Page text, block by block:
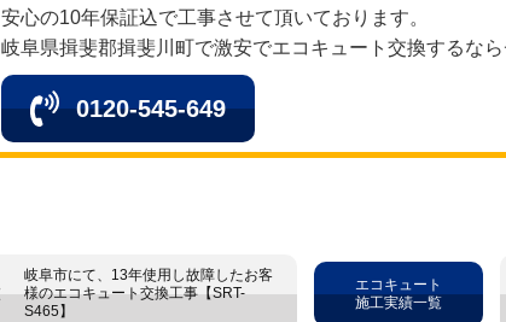
安心の10年保証込で工事させて頂いております。
岐阜県揖斐郡揖斐川町で激安でエコキュート交換するな
0120-545-649
岐阜市にて、13年使用し故障したお客
様のエコキュート交換工事【SRT-
S465】
エコキュート
施工実績一覧